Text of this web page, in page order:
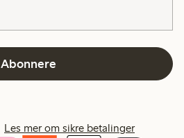
Abonnere
Les mer om sikre betalinger